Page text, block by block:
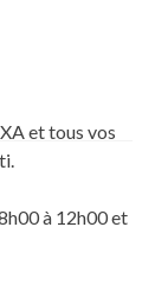
et tous vos
à 12h00 et